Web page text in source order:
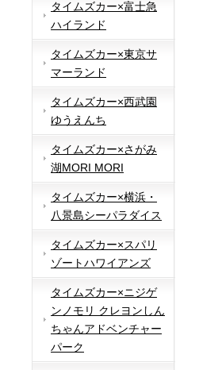
タイムズカー×富士急
ハイランド
タイムズカー×東京サ
マーランド
タイムズカー×西武園
ゆうえんち
タイムズカー×さがみ
湖MORI MORI
タイムズカー×横浜・
八景島シーパラダイス
タイムズカー×スパリ
ゾートハワイアンズ
タイムズカー×ニジゲ
ンノモリ クレヨンしん
ちゃんアドベンチャー
パーク